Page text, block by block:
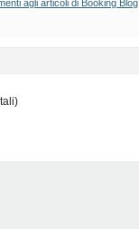
agli articoli di Booking Blog